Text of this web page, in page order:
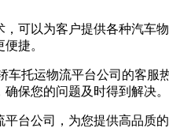
可以为客户提供各种汽
捷。
托运物流平台公司的客
保您的问题及时得到解决。
台公司，为您提供高品质